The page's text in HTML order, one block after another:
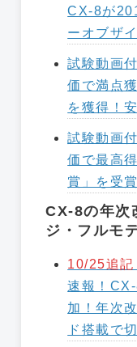
CX-8が
ーオブザ
試験動画
価で満点
を獲得！
試験動画
価で最高
賞」を受
CX-8の年次
ジ・フルモ
10/25追記
速報！
加！年次
ド搭載で